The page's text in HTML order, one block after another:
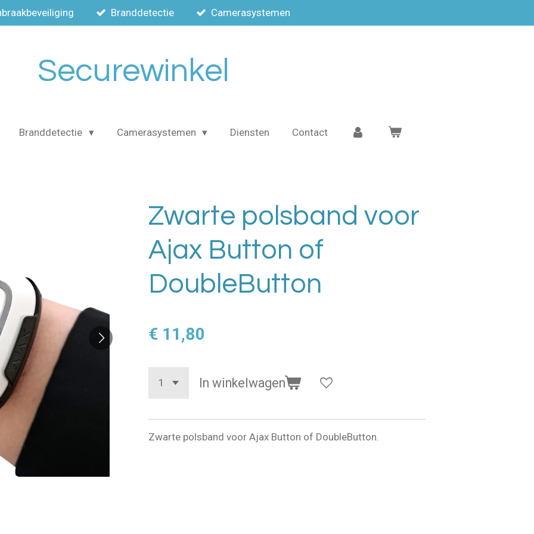
Branddetectie Camerasystemen
Securewinkel
Branddetectie Camerasystemen Diensten Contact
Zwarte polsband voor
Ajax Button of
DoubleButton
€ 11,80
In winkelwagen
Zwarte polsband voor Ajax Button of DoubleButton.